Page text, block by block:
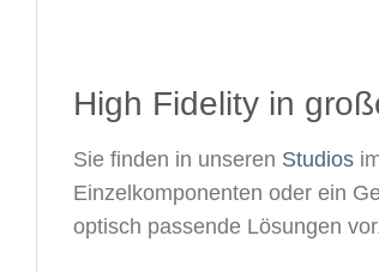
High Fidelity in
Sie finden in unseren Studios
Einzelkomponenten oder ein
optisch passende Lösungen